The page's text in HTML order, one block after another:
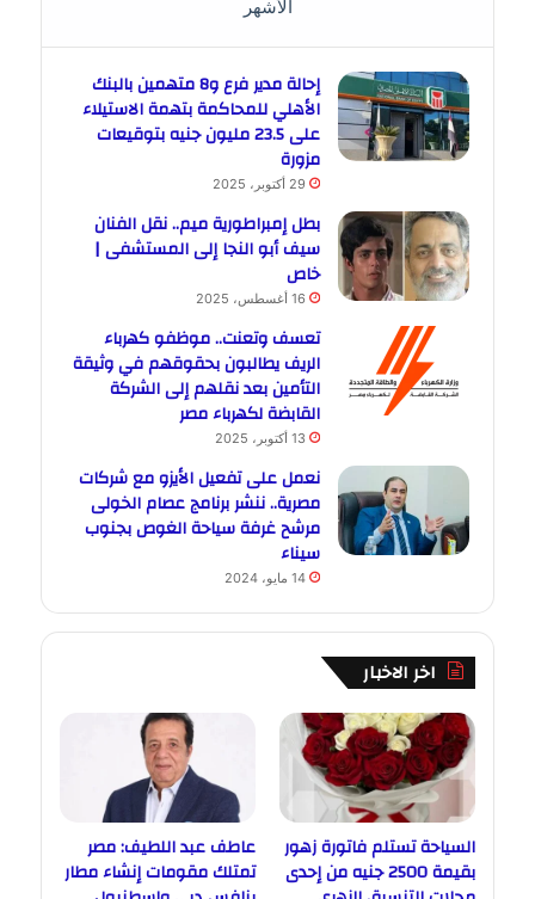
الأشهر
إحالة مدير فرع و8 متهمين بالبنك
الأهلي للمحاكمة بتهمة الاستيلاء
على 23.5 مليون جنيه بتوقيعات
مزورة
29 أكتوبر، 2025
بطل إمبراطورية ميم.. نقل الفنان
سيف أبو النجا إلى المستشفى |
خاص
16 أغسطس، 2025
تعسف وتعنت.. موظفو كهرباء
الريف يطالبون بحقوقهم في وثيقة
التأمين بعد نقلهم إلى الشركة
القابضة لكهرباء مصر
13 أكتوبر، 2025
نعمل على تفعيل الأيزو مع شركات
مصرية.. ننشر برنامج عصام الخولى
مرشح غرفة سياحة الغوص بجنوب
سيناء
14 مايو، 2024
اخر الاخبار
السياحة تستلم فاتورة زهور
بقيمة 2500 جنيه من إحدى
عاطف عبد اللطيف: مصر
تمتلك مقومات إنشاء مطار